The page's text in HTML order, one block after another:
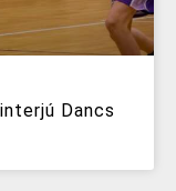
Dancs